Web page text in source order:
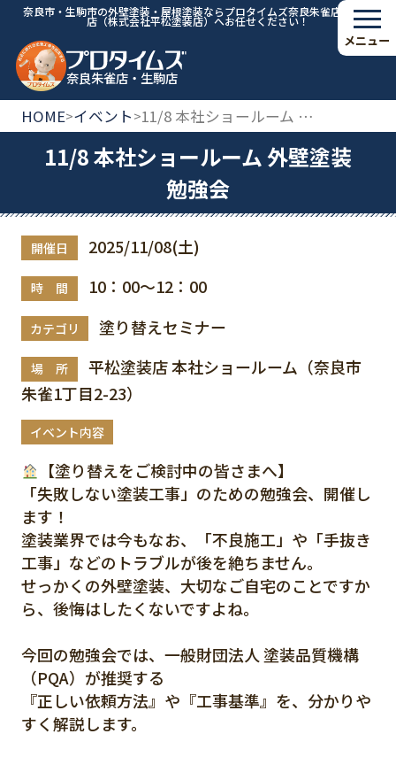
奈良市・生駒市の外壁塗装・屋根塗装ならプロタイムズ奈良朱雀店・生駒
店（株式会社平松塗装店）へお任せください！
奈良朱雀店・生駒店
メニュー
HOME>イベント> 11/8 本社ショールーム 外壁塗装勉強会
11/8 本社ショールーム 外壁塗装
勉強会
開催日 2025/11/08(土)
時 間 10：00～12：00
カテゴリ 塗り替えセミナー
場 所
平松塗装店 本社ショールーム（奈良市
朱雀1丁目2-23）
イベント内容
【塗り替えをご検討中の皆さまへ】
「失敗しない塗装工事」のための勉強会、開催し
ます！
塗装業界では今もなお、「不良施工」や「手抜き
工事」などのトラブルが後を絶ちません。
せっかくの外壁塗装、大切なご自宅のことですか
ら、後悔はしたくないですよね。
今回の勉強会では、一般財団法人 塗装品質機構
（PQA）が推奨する
『正しい依頼方法』や『工事基準』を、分かりや
すく解説します。